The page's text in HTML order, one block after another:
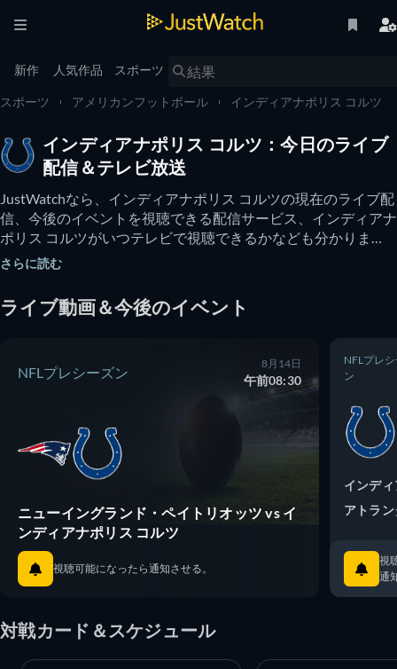
新作 人気作品 スポーツ
スポーツ アメリカンフットボール インディアナポリス コルツ
インディアナポリス コルツ：今日のライブ
配信＆テレビ放送
JustWatchなら、インディアナポリス コルツの現在のライブ配
信、今後のイベントを視聴できる配信サービス、インディアナ
ポリス コルツがいつテレビで視聴できるかなども分かりま
す。 インディアナポリス コルツ のオンライン動画を無料で視
さらに読む
ライブ動画＆今後のイベント
NFLプレシーズン
8月14日
午前08:30
ニューイングランド・ペイトリオッツ vs イ
ンディアナポリス コルツ
視聴可能になったら通知させる。
NFLプレ
ン
インデ
アトラ
視
通
対戦カード＆スケジュール